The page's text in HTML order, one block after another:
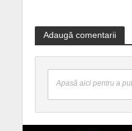
Adaugă comentarii
Apasă aici pentru a